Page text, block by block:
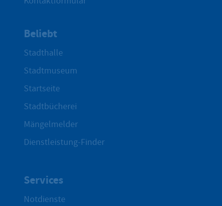
Beliebt
Stadthalle
Stadtmuseum
Startseite
Stadtbücherei
Mängelmelder
Dienstleistung-Finder
Services
Notdienste